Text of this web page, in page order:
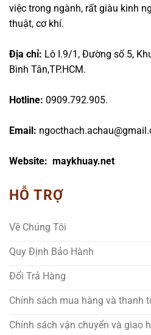
việc trong ngành, rất giàu kinh
thuật, cơ khí.
Địa chỉ: Lô I.9/1, Đường số 5,
Bình Tân,TP.HCM.
Hotline: 0909.792.905.
Email:
Website: maykhuay.net
HỖ TRỢ
Về Chúng Tôi
Quy Định Bảo Hành
Đổi Trả Hàng
Chính sách mua hàng và thanh
Chính sách vận chuyển và giao